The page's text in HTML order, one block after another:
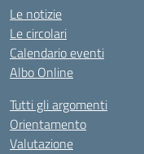
Le notizie
Le circolari
Calendario eventi
Albo Online
Tutti gli argomenti
Orientamento
Valutazione